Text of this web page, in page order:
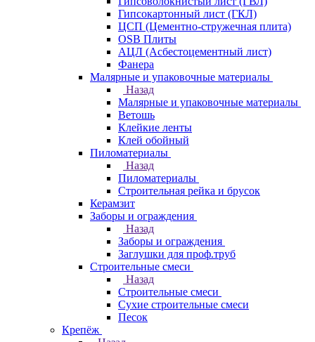
Гипсокартонный лист (ГКЛ)
ЦСП (Цементно-стружечная плита)
OSB Плиты
АЦЛ (Асбестоцементный лист)
Фанера
Малярные и упаковочные материалы
Назад
Малярные и упаковочные материалы
Ветошь
Клейкие ленты
Клей обойный
Пиломатериалы
Назад
Пиломатериалы
Строительная рейка и брусок
Керамзит
Заборы и ограждения
Назад
Заборы и ограждения
Заглушки для проф.труб
Строительные смеси
Назад
Строительные смеси
Сухие строительные смеси
Песок
Крепёж